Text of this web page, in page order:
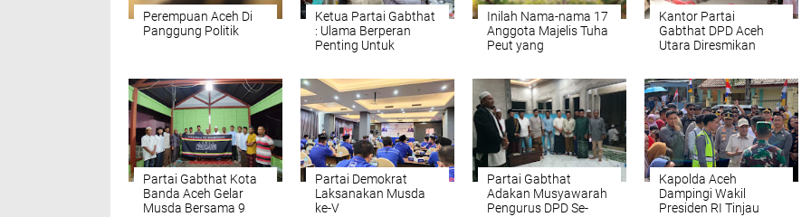
Perempuan Aceh Di
Panggung Politik
Ketua Partai Gabthat
: Ulama Berperan
Penting Untuk
Inilah Nama-nama 17
Anggota Majelis Tuha
Peut yang
Kantor Partai
Gabthat DPD Aceh
Utara Diresmikan
Partai Gabthat Kota
Banda Aceh Gelar
Musda Bersama 9
Partai Demokrat
Laksanakan Musda
ke-V
Partai Gabthat
Adakan Musyawarah
Pengurus DPD Se-
Kapolda Aceh
Dampingi Wakil
Presiden RI Tinjau